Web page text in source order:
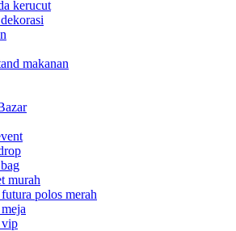
kerucut
makanan
murah
polos merah
vip